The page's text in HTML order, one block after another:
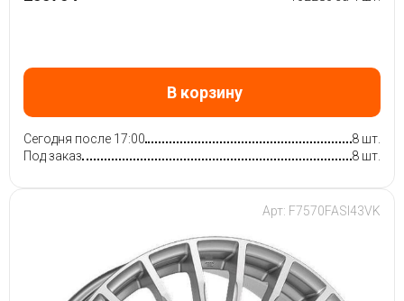
В корзину
Сегодня после 17:00
8 шт.
Под заказ
8 шт.
Арт: F7570FASI43VK